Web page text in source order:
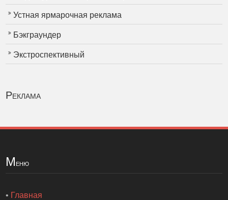
Устная ярмарочная реклама
Бэкграундер
Экстроспективный
Реклама
Меню
• Главная